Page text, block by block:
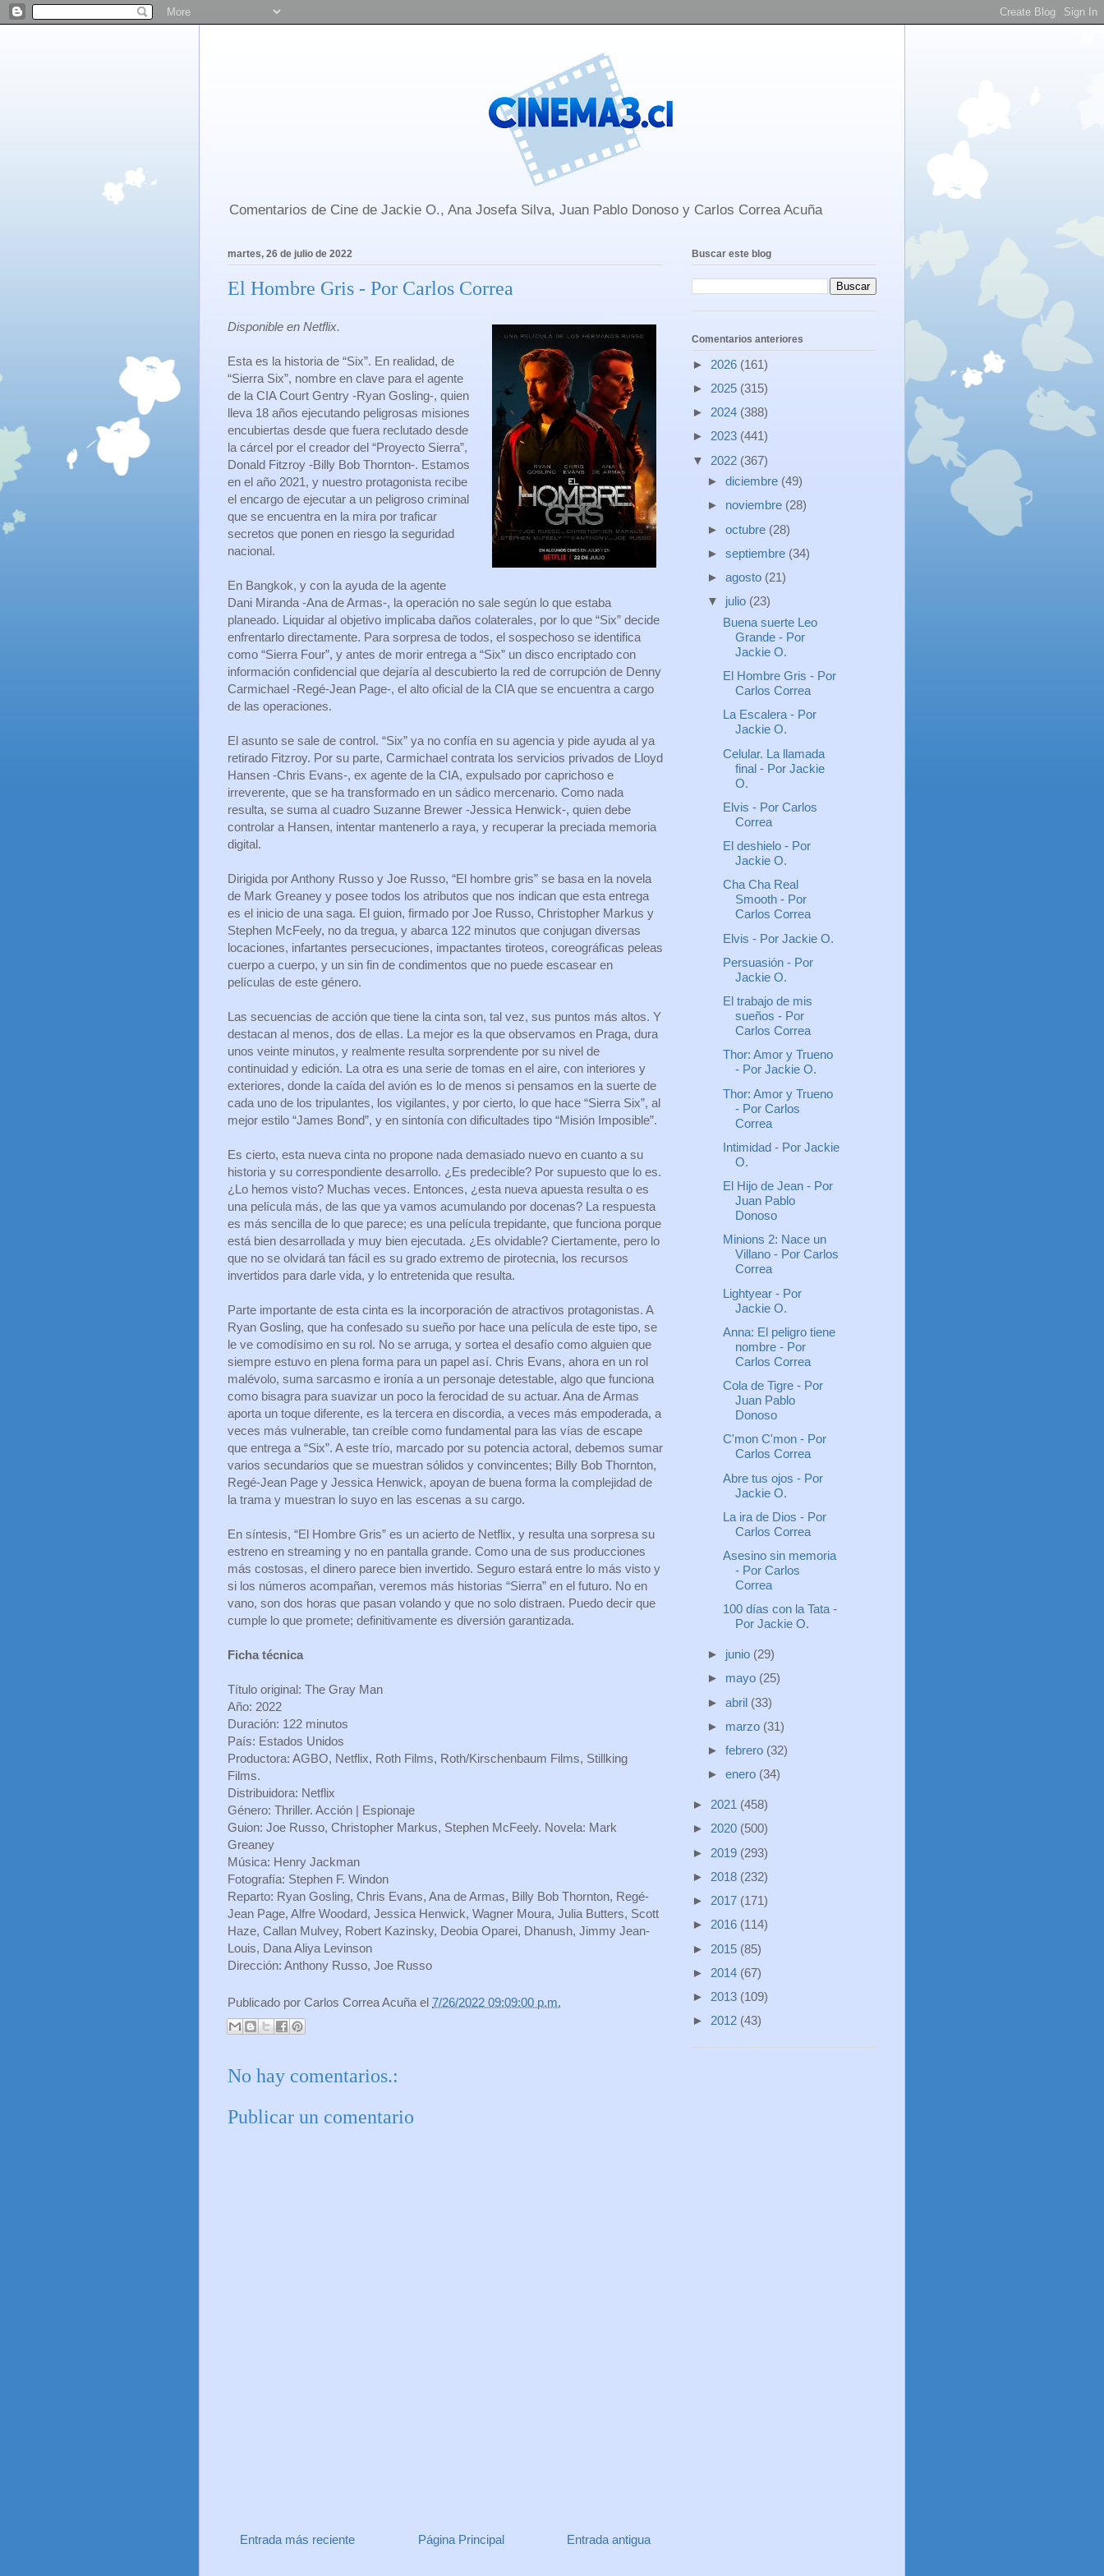
Comentarios de Cine de Jackie O., Ana Josefa Silva, Juan Pablo Donoso y Carlos Correa Acuña
martes, 26 de julio de 2022
El Hombre Gris - Por Carlos Correa
Disponible en Netflix.
Esta es la historia de “Six”. En realidad, de
“Sierra Six”, nombre en clave para el agente
de la CIA Court Gentry -Ryan Gosling-, quien
lleva 18 años ejecutando peligrosas misiones
encubiertas desde que fuera reclutado desde
la cárcel por el creador del “Proyecto Sierra”,
Donald Fitzroy -Billy Bob Thornton-. Estamos
en el año 2021, y nuestro protagonista recibe
el encargo de ejecutar a un peligroso criminal
que se encuentra en la mira por traficar
secretos que ponen en riesgo la seguridad
nacional.
En Bangkok, y con la ayuda de la agente
Dani Miranda -Ana de Armas-, la operación no sale según lo que estaba
planeado. Liquidar al objetivo implicaba daños colaterales, por lo que “Six” decide
enfrentarlo directamente. Para sorpresa de todos, el sospechoso se identifica
como “Sierra Four”, y antes de morir entrega a “Six” un disco encriptado con
información confidencial que dejaría al descubierto la red de corrupción de Denny
Carmichael -Regé-Jean Page-, el alto oficial de la CIA que se encuentra a cargo
de las operaciones.
El asunto se sale de control. “Six” ya no confía en su agencia y pide ayuda al ya
retirado Fitzroy. Por su parte, Carmichael contrata los servicios privados de Lloyd
Hansen -Chris Evans-, ex agente de la CIA, expulsado por caprichoso e
irreverente, que se ha transformado en un sádico mercenario. Como nada
resulta, se suma al cuadro Suzanne Brewer -Jessica Henwick-, quien debe
controlar a Hansen, intentar mantenerlo a raya, y recuperar la preciada memoria
digital.
Dirigida por Anthony Russo y Joe Russo, “El hombre gris” se basa en la novela
de Mark Greaney y posee todos los atributos que nos indican que esta entrega
es el inicio de una saga. El guion, firmado por Joe Russo, Christopher Markus y
Stephen McFeely, no da tregua, y abarca 122 minutos que conjugan diversas
locaciones, infartantes persecuciones, impactantes tiroteos, coreográficas peleas
cuerpo a cuerpo, y un sin fin de condimentos que no puede escasear en
películas de este género.
Las secuencias de acción que tiene la cinta son, tal vez, sus puntos más altos. Y
destacan al menos, dos de ellas. La mejor es la que observamos en Praga, dura
unos veinte minutos, y realmente resulta sorprendente por su nivel de
continuidad y edición. La otra es una serie de tomas en el aire, con interiores y
exteriores, donde la caída del avión es lo de menos si pensamos en la suerte de
cada uno de los tripulantes, los vigilantes, y por cierto, lo que hace “Sierra Six”, al
mejor estilo “James Bond”, y en sintonía con dificultades tipo “Misión Imposible”.
Es cierto, esta nueva cinta no propone nada demasiado nuevo en cuanto a su
historia y su correspondiente desarrollo. ¿Es predecible? Por supuesto que lo es.
¿Lo hemos visto? Muchas veces. Entonces, ¿esta nueva apuesta resulta o es
una película más, de las que ya vamos acumulando por docenas? La respuesta
es más sencilla de lo que parece; es una película trepidante, que funciona porque
está bien desarrollada y muy bien ejecutada. ¿Es olvidable? Ciertamente, pero lo
que no se olvidará tan fácil es su grado extremo de pirotecnia, los recursos
invertidos para darle vida, y lo entretenida que resulta.
Parte importante de esta cinta es la incorporación de atractivos protagonistas. A
Ryan Gosling, que ha confesado su sueño por hace una película de este tipo, se
le ve comodísimo en su rol. No se arruga, y sortea el desafío como alguien que
siempre estuvo en plena forma para un papel así. Chris Evans, ahora en un rol
malévolo, suma sarcasmo e ironía a un personaje detestable, algo que funciona
como bisagra para suavizar un poco la ferocidad de su actuar. Ana de Armas
aporta un toque diferente, es la tercera en discordia, a veces más empoderada, a
veces más vulnerable, tan creíble como fundamental para las vías de escape
que entrega a “Six”. A este trío, marcado por su potencia actoral, debemos sumar
varios secundarios que se muestran sólidos y convincentes; Billy Bob Thornton,
Regé-Jean Page y Jessica Henwick, apoyan de buena forma la complejidad de
la trama y muestran lo suyo en las escenas a su cargo.
En síntesis, “El Hombre Gris” es un acierto de Netflix, y resulta una sorpresa su
estreno en streaming y no en pantalla grande. Como una de sus producciones
más costosas, el dinero parece bien invertido. Seguro estará entre lo más visto y
si los números acompañan, veremos más historias “Sierra” en el futuro. No en
vano, son dos horas que pasan volando y que no solo distraen. Puedo decir que
cumple lo que promete; definitivamente es diversión garantizada.
Ficha técnica
Título original: The Gray Man
Año: 2022
Duración: 122 minutos
País: Estados Unidos
Productora: AGBO, Netflix, Roth Films, Roth/Kirschenbaum Films, Stillking
Films.
Distribuidora: Netflix
Género: Thriller. Acción | Espionaje
Guion: Joe Russo, Christopher Markus, Stephen McFeely. Novela: Mark
Greaney
Música: Henry Jackman
Fotografía: Stephen F. Windon
Reparto: Ryan Gosling, Chris Evans, Ana de Armas, Billy Bob Thornton, Regé-
Jean Page, Alfre Woodard, Jessica Henwick, Wagner Moura, Julia Butters, Scott
Haze, Callan Mulvey, Robert Kazinsky, Deobia Oparei, Dhanush, Jimmy Jean-
Louis, Dana Aliya Levinson
Dirección: Anthony Russo, Joe Russo
Publicado por Carlos Correa Acuña el 7/26/2022 09:09:00 p.m.
No hay comentarios.:
Publicar un comentario
Entrada más reciente Entrada antigua
Página Principal
Buscar este blog
Comentarios anteriores
► 2026 (161)
► 2025 (315)
► 2024 (388)
► 2023 (441)
▼ 2022 (367)
► diciembre (49)
► noviembre (28)
► octubre (28)
► septiembre (34)
► agosto (21)
▼ julio (23)
Buena suerte Leo
Grande - Por
Jackie O.
El Hombre Gris - Por
Carlos Correa
La Escalera - Por
Jackie O.
Celular. La llamada
final - Por Jackie
O.
Elvis - Por Carlos
Correa
El deshielo - Por
Jackie O.
Cha Cha Real
Smooth - Por
Carlos Correa
Elvis - Por Jackie O.
Persuasión - Por
Jackie O.
El trabajo de mis
sueños - Por
Carlos Correa
Thor: Amor y Trueno
- Por Jackie O.
Thor: Amor y Trueno
- Por Carlos
Correa
Intimidad - Por Jackie
O.
El Hijo de Jean - Por
Juan Pablo
Donoso
Minions 2: Nace un
Villano - Por Carlos
Correa
Lightyear - Por
Jackie O.
Anna: El peligro tiene
nombre - Por
Carlos Correa
Cola de Tigre - Por
Juan Pablo
Donoso
C'mon C'mon - Por
Carlos Correa
Abre tus ojos - Por
Jackie O.
La ira de Dios - Por
Carlos Correa
Asesino sin memoria
- Por Carlos
Correa
100 días con la Tata -
Por Jackie O.
► junio (29)
► mayo (25)
► abril (33)
► marzo (31)
► febrero (32)
► enero (34)
► 2021 (458)
► 2020 (500)
► 2019 (293)
► 2018 (232)
► 2017 (171)
► 2016 (114)
► 2015 (85)
► 2014 (67)
► 2013 (109)
► 2012 (43)